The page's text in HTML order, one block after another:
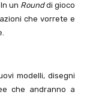
un Rounddi gioco
che vorrete e
modelli, disegni
che andranno a